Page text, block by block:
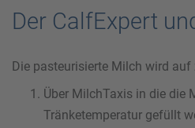
Der CalfExpert
Die pasteurisierte Milch wird auf
Über MilchTaxis in die die
Tränketemperatur gefüllt